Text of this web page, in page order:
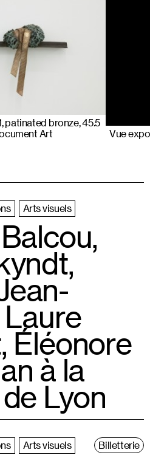
patinated bronze, 45.5
Art
Vue
Arts visuels
Éléonore
à la
Lyon
Arts visuels Billetterie